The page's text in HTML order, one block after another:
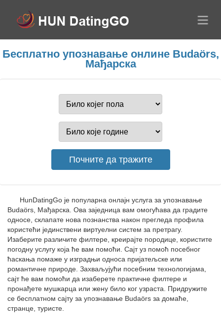
Бесплатно упознавање онлине Budaörs,
Мађарска
HunDatingGo је популарна онлајн услуга за упознавање
Budaörs, Мађарска. Ова заједница вам омогућава да градите
односе, склапате нова познанства након прегледа профила
користећи јединствени виртуелни систем за претрагу.
Изаберите различите филтере, креирајте породице, користите
погодну услугу која ће вам помоћи. Сајт уз помоћ посебног
ћаскања помаже у изградњи односа пријатељске или
романтичне природе. Захваљујући посебним технологијама,
сајт ће вам помоћи да изаберете практичне филтере и
пронађете мушкарца или жену било ког узраста. Придружите
се бесплатном сајту за упознавање Budaörs за домаће,
странце, туристе.